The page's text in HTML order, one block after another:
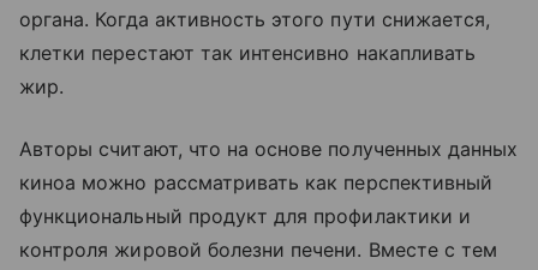
органа. Когда активность этого пути снижается,
клетки перестают так интенсивно накапливать
жир.
Авторы считают, что на основе полученных данных
киноа можно рассматривать как перспективный
функциональный продукт для профилактики и
контроля жировой болезни печени. Вместе с тем